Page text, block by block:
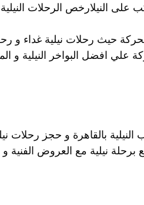
النيلارخص الرحلات النيلية
حيث رحلات نيلية غداء
علي افضل البواخر النيلية و
بالقاهرة و حجز رحلات
نيلية مع العروض الفنية و